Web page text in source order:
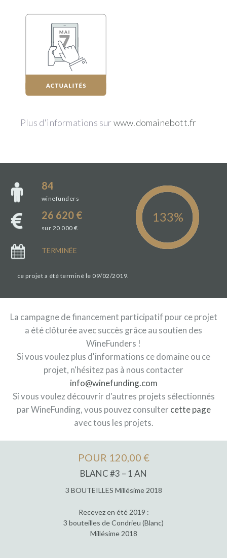
Plus d'informations sur www.domainebott.fr
84
winefunders
26 620 €
sur 20 000 €
TERMINÉE
ce projet a été terminé le 09/02/2019.
La campagne de financement participatif pour ce projet
a été clôturée avec succès grâce au soutien des
WineFunders !
Si vous voulez plus d'informations ce domaine ou ce
projet, n'hésitez pas à nous contacter
info@winefunding.com
Si vous voulez découvrir d'autres projets sélectionnés
par WineFunding, vous pouvez consulter cette page
avec tous les projets.
POUR 120,00 €
BLANC #3 – 1 AN
3 BOUTEILLES Millésime 2018
Recevez en été 2019 :
3 bouteilles de Condrieu (Blanc)
Millésime 2018